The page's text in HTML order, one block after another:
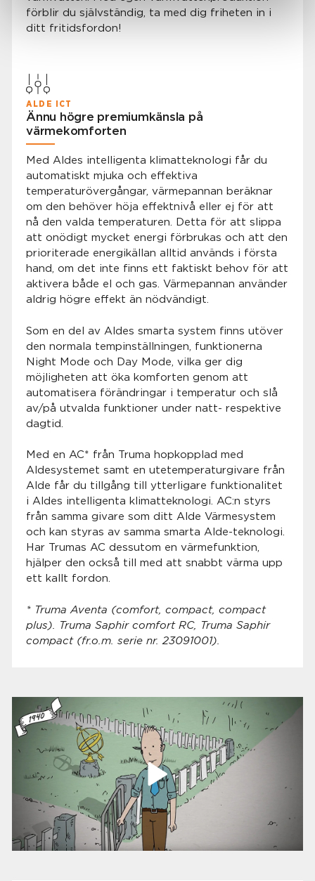
förblir du självständig, ta med dig friheten in i
ditt fritidsfordon!
ALDE ICT
Ännu högre premiumkänsla på
värmekomforten
Med Aldes intelligenta klimatteknologi får du
automatiskt mjuka och effektiva
temperaturövergångar, värmepannan beräknar
om den behöver höja effektnivå eller ej för att
nå den valda temperaturen. Detta för att slippa
att onödigt mycket energi förbrukas och att den
prioriterade energikällan alltid används i första
hand, om det inte finns ett faktiskt behov för att
aktivera både el och gas. Värmepannan använder
aldrig högre effekt än nödvändigt.
Som en del av Aldes smarta system finns utöver
den normala tempinställningen, funktionerna
Night Mode och Day Mode, vilka ger dig
möjligheten att öka komforten genom att
automatisera förändringar i temperatur och slå
av/på utvalda funktioner under natt- respektive
dagtid.
Med en AC* från Truma hopkopplad med
Aldesystemet samt en utetemperaturgivare från
Alde får du tillgång till ytterligare funktionalitet
i Aldes intelligenta klimatteknologi. AC:n styrs
från samma givare som ditt Alde Värmesystem
och kan styras av samma smarta Alde-teknologi.
Har Trumas AC dessutom en värmefunktion,
hjälper den också till med att snabbt värma upp
ett kallt fordon.
* Truma Aventa (comfort, compact, compact
plus). Truma Saphir comfort RC, Truma Saphir
compact (fr.o.m. serie nr. 23091001).